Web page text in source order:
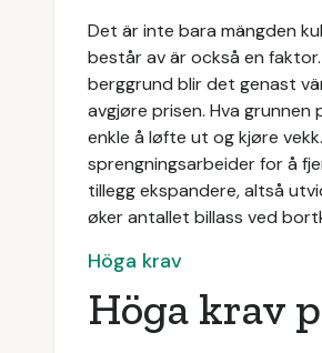
Det är inte bara mängden
består av är också en
berggrund blir det genast
avgjøre prisen. Hva
enkle å løfte ut og kjøre
sprengningsarbeider for å
tillegg ekspandere, altså
øker antallet billass ved
Höga krav
Höga krav